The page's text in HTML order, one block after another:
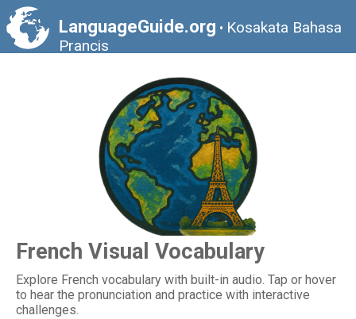
LanguageGuide.org • Kosakata Bahasa
Prancis
French Visual Vocabulary
Explore French vocabulary with built-in audio. Tap or hover
to hear the pronunciation and practice with interactive
challenges.